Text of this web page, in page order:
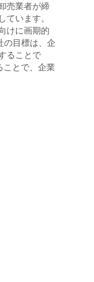
売業者が締
います。
けに画期的
の目標は、企
ることで
とで、企業